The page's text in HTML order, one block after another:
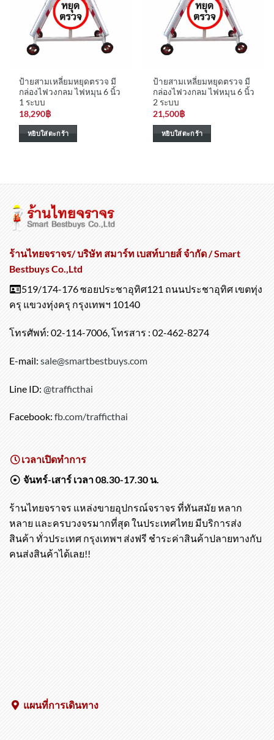
ป้ายสามเหลี่ยมหยุดตรวจ มี
กล่องไฟวงกลม ไฟหมุน 6 นิ้ว
1 ระบบ
18,290฿
หยิบใส่ตะกร้า
ป้ายสามเหลี่ยมหยุดตรวจ มี
กล่องไฟวงกลม ไฟหมุน 6 นิ้ว
2 ระบบ
21,500฿
หยิบใส่ตะกร้า
ร้านไทยจราจร/ บริษัท สมาร์ท เบสท์บายส์ จำกัด / Smart
Bestbuys Co.,Ltd
519/174-176 ซอยประชาอุทิศ121 ถนนประชาอุทิศ เขตทุ่ง
ครุ แขวงทุ่งครุ กรุงเทพฯ 10140
โทรศัพท์: 02-114-7006, โทรสาร : 02-462-8274
E-mail: sale@smartbestbuys.com
Line ID: @trafficthai
Facebook: fb.com/trafficthai
เวลาเปิดทำการ
จันทร์-เสาร์ เวลา 08.30-17.30 น.
ร้านไทยจราจร แหล่งขายอุปกรณ์จราจร ที่ทันสมัย หลาก
หลาย และครบวงจรมากที่สุด ในประเทศไทย มีบริการส่ง
สินค้า ทั่วประเทศ กรุงเทพฯ ส่งฟรี ชำระค่าสินค้าปลายทางกับ
คนส่งสินค้าได้เลย!!
แผนที่การเดินทาง